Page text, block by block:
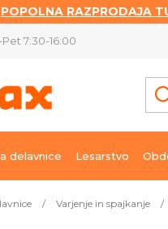
POPOLNA RAZPRODAJA
7:30-16:00
delavnice Lesarstvo
/ Varjenje in spajkanje /